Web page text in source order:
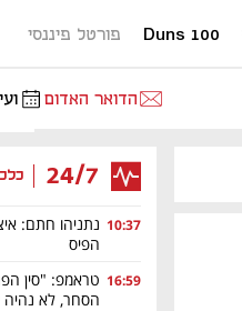
Duns 100 פורטל פיננסי
הדואר האדום
24/7
10:37 נתניהו חתם:
הפיס
16:59 טראמפ: "סין
הסחר, לא נהיה